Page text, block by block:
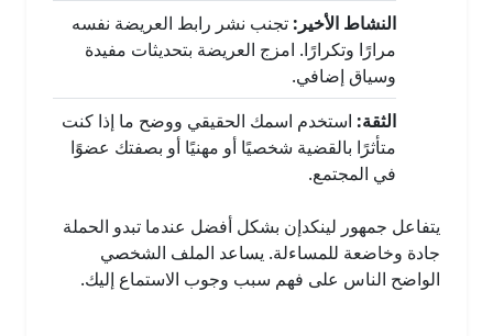
النشاط الأخير: تجنب نشر رابط العريضة نفسه
مرارًا وتكرارًا. امزج العريضة بتحديثات مفيدة
وسياق إضافي.
الثقة: استخدم اسمك الحقيقي ووضح ما إذا كنت
متأثرًا بالقضية شخصيًا أو مهنيًا أو بصفتك عضوًا
في المجتمع.
يتفاعل جمهور لينكدإن بشكل أفضل عندما تبدو الحملة
جادة وخاضعة للمساءلة. يساعد الملف الشخصي
الواضح الناس على فهم سبب وجوب الاستماع إليك.